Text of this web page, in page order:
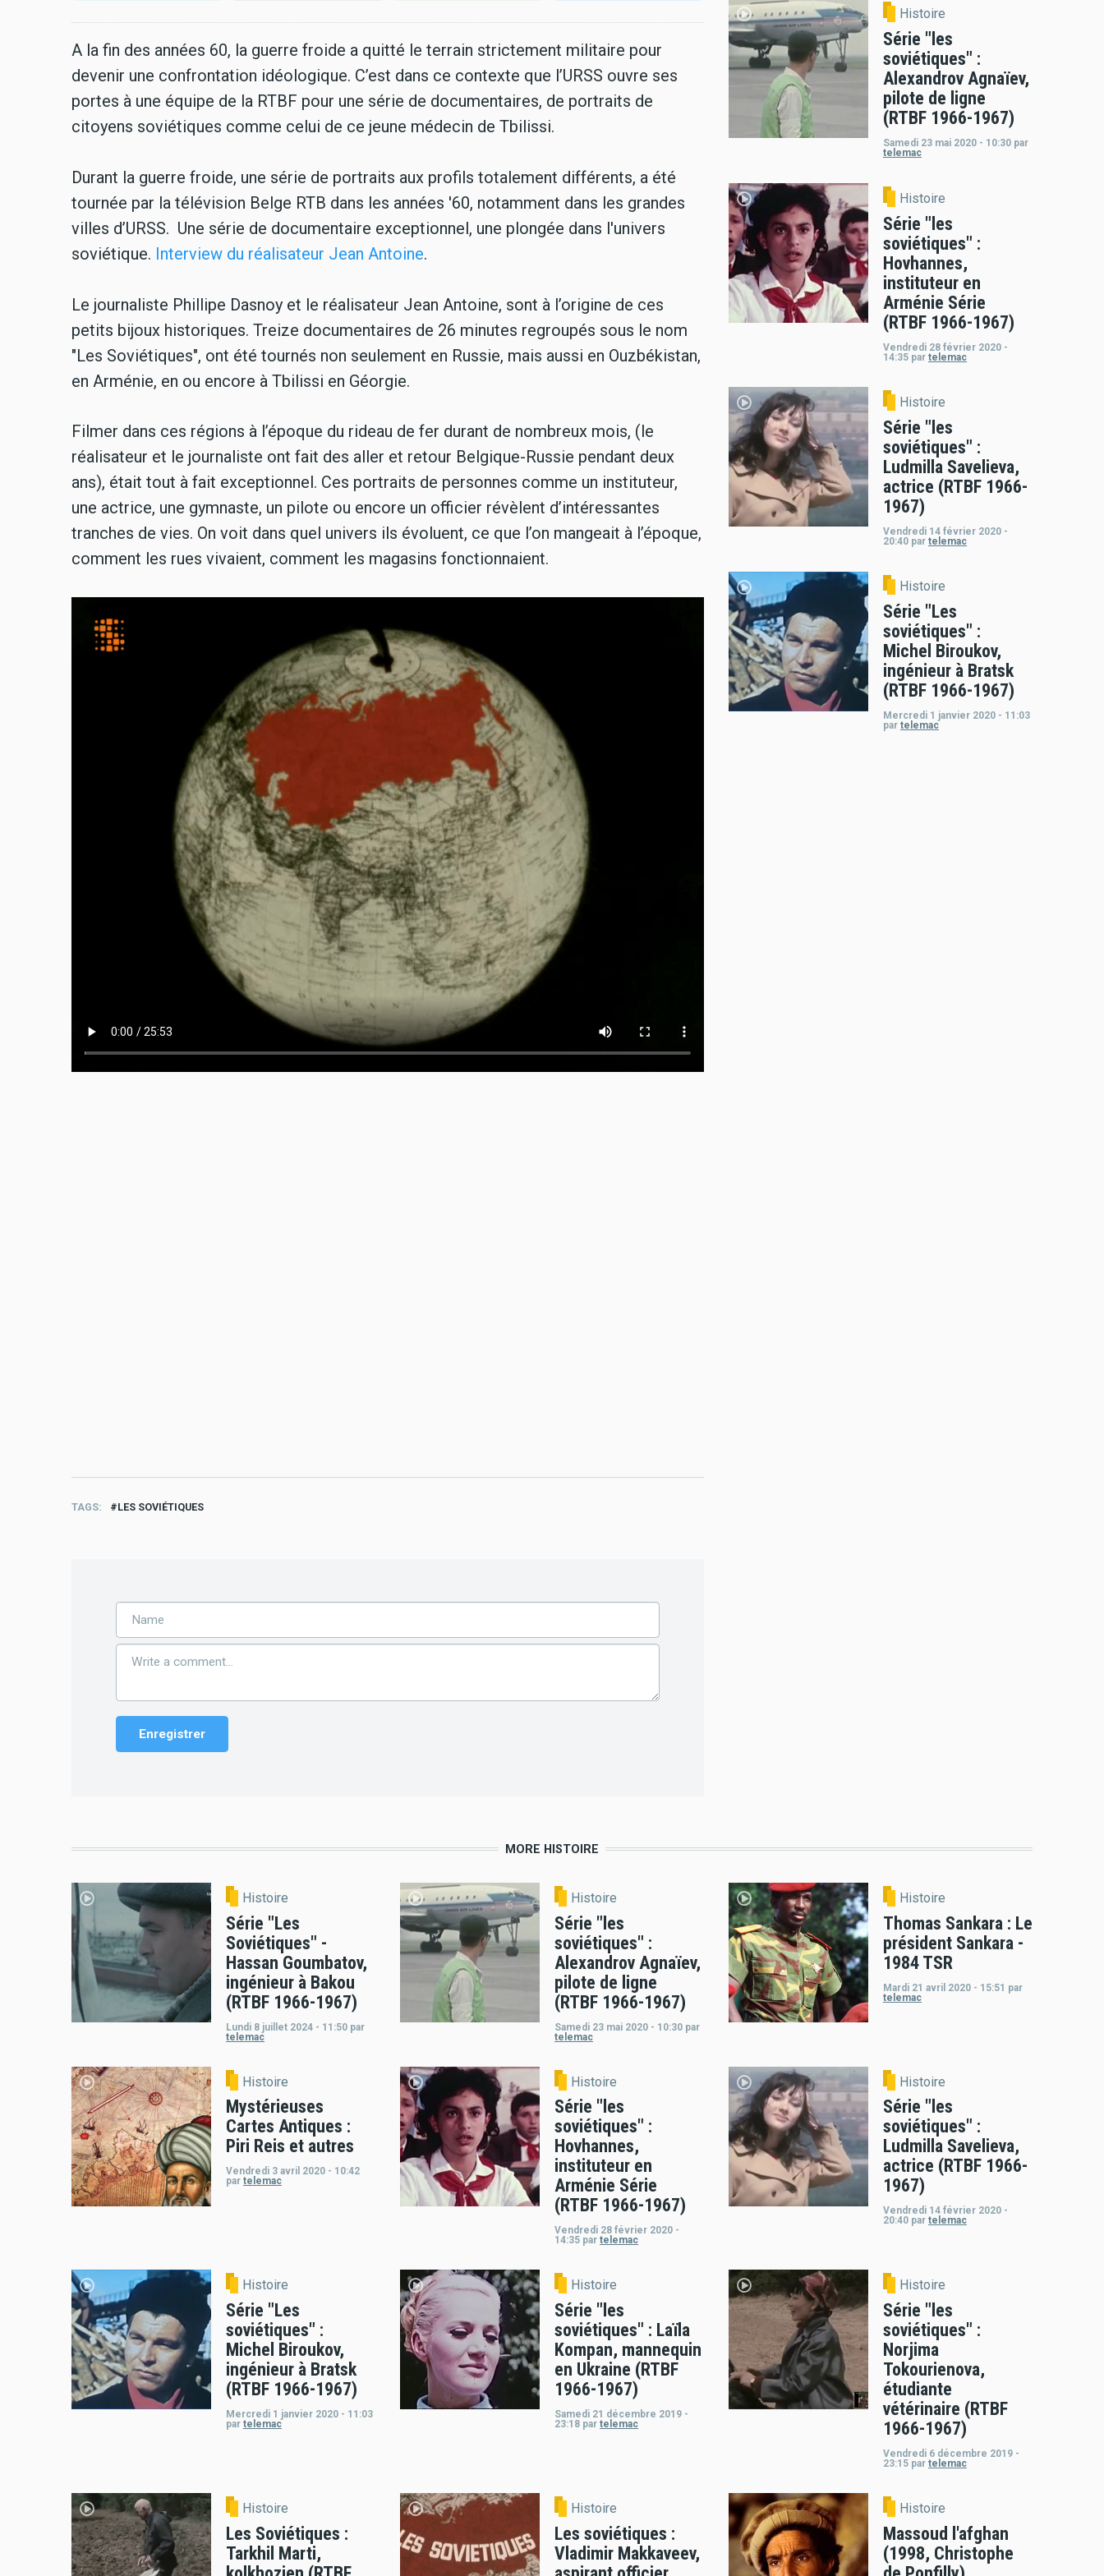
A la fin des années 60, la guerre froide a quitté le terrain strictement militaire pour
devenir une confrontation idéologique. C’est dans ce contexte que l’URSS ouvre ses
portes à une équipe de la RTBF pour une série de documentaires, de portraits de
citoyens soviétiques comme celui de ce jeune médecin de Tbilissi.
Durant la guerre froide, une série de portraits aux profils totalement différents, a été
tournée par la télévision Belge RTB dans les années '60, notamment dans les grandes
villes d’URSS. Une série de documentaire exceptionnel, une plongée dans l'univers
soviétique. Interview du réalisateur Jean Antoine.
Le journaliste Phillipe Dasnoy et le réalisateur Jean Antoine, sont à l’origine de ces
petits bijoux historiques. Treize documentaires de 26 minutes regroupés sous le nom
"Les Soviétiques", ont été tournés non seulement en Russie, mais aussi en Ouzbékistan,
en Arménie, en ou encore à Tbilissi en Géorgie.
Filmer dans ces régions à l’époque du rideau de fer durant de nombreux mois, (le
réalisateur et le journaliste ont fait des aller et retour Belgique-Russie pendant deux
ans), était tout à fait exceptionnel. Ces portraits de personnes comme un instituteur,
une actrice, une gymnaste, un pilote ou encore un officier révèlent d’intéressantes
tranches de vies. On voit dans quel univers ils évoluent, ce que l’on mangeait à l’époque,
comment les rues vivaient, comment les magasins fonctionnaient.
TAGS LES SOVIÉTIQUES
Histoire
Série "les
soviétiques" :
Alexandrov Agnaïev,
pilote de ligne
(RTBF 1966-1967)
Samedi 23 mai 2020 - 10:30 par
telemac
Histoire
Série "les
soviétiques" :
Hovhannes,
instituteur en
Arménie Série
(RTBF 1966-1967)
Vendredi 28 février 2020 -
14:35 par telemac
Histoire
Série "les
soviétiques" :
Ludmilla Savelieva,
actrice (RTBF 1966-
1967)
Vendredi 14 février 2020 -
20:40 par telemac
Histoire
Série "Les
soviétiques" :
Michel Biroukov,
ingénieur à Bratsk
(RTBF 1966-1967)
Mercredi 1 janvier 2020 - 11:03
par telemac
MORE HISTOIRE
Histoire
Série "Les
Soviétiques" -
Hassan Goumbatov,
ingénieur à Bakou
(RTBF 1966-1967)
Lundi 8 juillet 2024 - 11:50 par
telemac
Histoire
Série "les
soviétiques" :
Alexandrov Agnaïev,
pilote de ligne
(RTBF 1966-1967)
Samedi 23 mai 2020 - 10:30 par
telemac
Histoire
Thomas Sankara : Le
président Sankara -
1984 TSR
Mardi 21 avril 2020 - 15:51 par
telemac
Histoire
Mystérieuses
Cartes Antiques :
Piri Reis et autres
Vendredi 3 avril 2020 - 10:42
par telemac
Histoire
Série "les
soviétiques" :
Hovhannes,
instituteur en
Arménie Série
(RTBF 1966-1967)
Vendredi 28 février 2020 -
14:35 par telemac
Histoire
Série "les
soviétiques" :
Ludmilla Savelieva,
actrice (RTBF 1966-
1967)
Vendredi 14 février 2020 -
20:40 par telemac
Histoire
Série "Les
soviétiques" :
Michel Biroukov,
ingénieur à Bratsk
(RTBF 1966-1967)
Mercredi 1 janvier 2020 - 11:03
par telemac
Histoire
Série "les
soviétiques" : Laïla
Kompan, mannequin
en Ukraine (RTBF
1966-1967)
Samedi 21 décembre 2019 -
23:18 par telemac
Histoire
Série "les
soviétiques" :
Norjima
Tokourienova,
étudiante
vétérinaire (RTBF
1966-1967)
Vendredi 6 décembre 2019 -
23:15 par telemac
Histoire
Les Soviétiques :
Tarkhil Marti,
Histoire
Les soviétiques :
Vladimir Makkaveev,
Histoire
Massoud l'afghan
(1998, Christophe